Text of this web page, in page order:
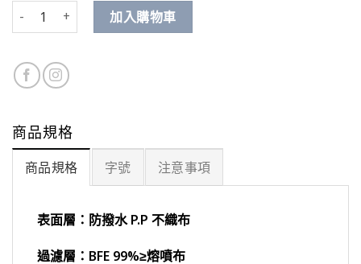
敘利之雅 數量 加入購物車
商品規格
商品規格 字號 注意事項
表面層：防撥水 P.P 不織布
過濾層：BFE 99%≥熔噴布